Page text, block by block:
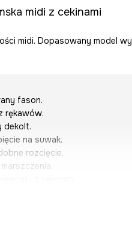
midi z cekinami
midi. Dopasowany model
fason.
rękawów.
dekolt.
na suwak.
rozcięcie.